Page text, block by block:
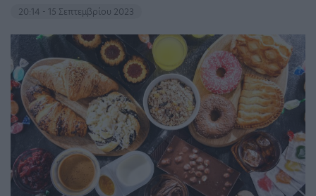
20:14 - 15 Σεπτεμβρίου 2023